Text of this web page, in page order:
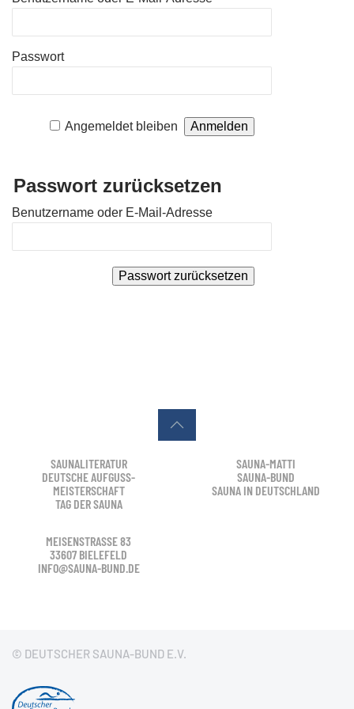
Passwort
Angemeldet bleiben
Passwort zurücksetzen
Benutzername oder E-Mail-Adresse
SAUNALITERATUR
DEUTSCHE AUFGUSS-
MEISTERSCHAFT
TAG DER SAUNA
SAUNA-MATTI
SAUNA-BUND
SAUNA IN DEUTSCHLAND
MEISENSTRASSE 83
33607 BIELEFELD
INFO@SAUNA-BUND.DE
© DEUTSCHER SAUNA-BUND E.V.